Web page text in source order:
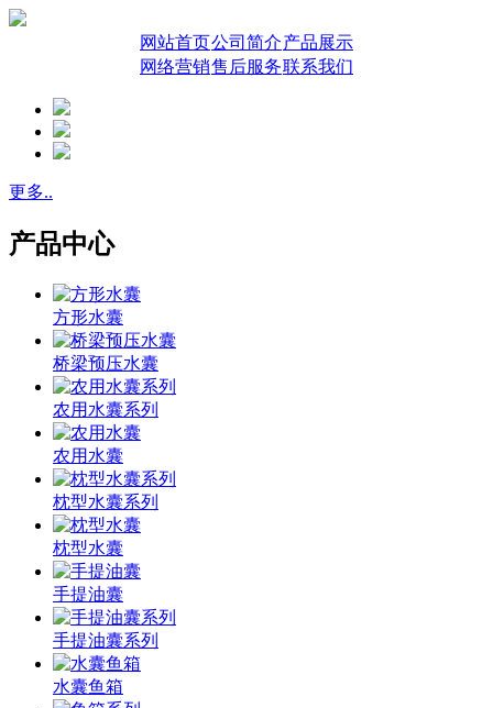
网站首页公司简介产品展示
网络营销售后服务联系我们
更多..
产品中心
方形水囊
桥梁预压水囊
农用水囊系列
农用水囊
枕型水囊系列
枕型水囊
手提油囊
手提油囊系列
水囊鱼箱